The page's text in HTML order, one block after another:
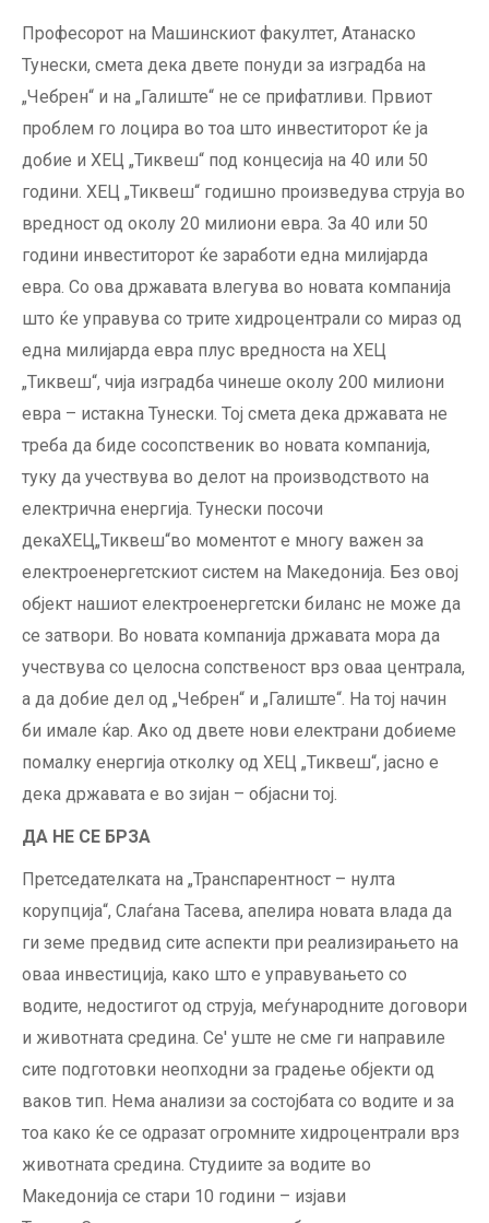
Професорот на Машинскиот факултет, Атанаско
Тунески, смета дека двете понуди за изградба на
„Чебрен“ и на „Галиште“ не се прифатливи. Првиот
проблем го лоцира во тоа што инвеститорот ќе ја
добие и ХЕЦ „Тиквеш“ под концесија на 40 или 50
години. ХЕЦ „Тиквеш“ годишно произведува струја во
вредност од околу 20 милиони евра. За 40 или 50
години инвеститорот ќе заработи една милијарда
евра. Со ова државата влегува во новата компанија
што ќе управува со трите хидроцентрали со мираз од
една милијарда евра плус вредноста на ХЕЦ
„Тиквеш“, чија изградба чинеше околу 200 милиони
евра – истакна Тунески. Тој смета дека државата не
треба да биде сосопственик во новата компанија,
туку да учествува во делот на производството на
електрична енергија. Тунески посочи
декаХЕЦ„Тиквеш“во моментот е многу важен за
електроенергетскиот систем на Македонија. Без овој
објект нашиот електроенергетски биланс не може да
се затвори. Во новата компанија државата мора да
учествува со целосна сопственост врз оваа централа,
а да добие дел од „Чебрен“ и „Галиште“. На тој начин
би имале ќар. Ако од двете нови електрани добиеме
помалку енергија отколку од ХЕЦ „Тиквеш“, јасно е
дека државата е во зијан – објасни тој.
ДА НЕ СЕ БРЗА
Претседателката на „Транспарентност – нулта
корупција“, Слаѓана Тасева, апелира новата влада да
ги земе предвид сите аспекти при реализирањето на
оваа инвестиција, како што е управувањето со
водите, недостигот од струја, меѓународните договори
и животната средина. Се' уште не сме ги направиле
сите подготовки неопходни за градење објекти од
ваков тип. Нема анализи за состојбата со водите и за
тоа како ќе се одразат огромните хидроцентрали врз
животната средина. Студиите за водите во
Македонија се стари 10 години – изјави